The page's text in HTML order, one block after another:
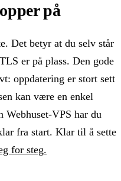
på
Det betyr at du selv står
er på plass. Den gode
oppdatering er stort sett
kan være en enkel
Webhuset-VPS har du
fra start. Klar til å sette
for steg.